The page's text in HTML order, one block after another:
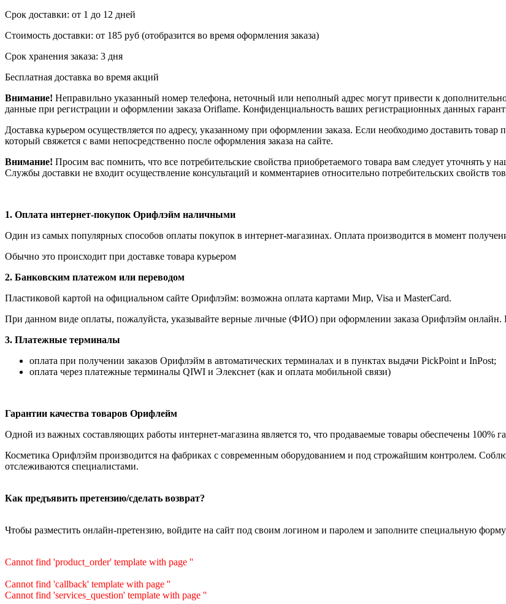
Срок доставки: от 1 до 12 дней
Стоимость доставки: от 185 руб (отобразится во время оформления заказа)
Срок хранения заказа: 3 дня
Бесплатная доставка во время акций
Внимание! Неправильно указанный номер телефона, неточный или неполный адрес могут привести к
данные при регистрации и оформлении заказа Oriflame. Конфиденциальность ваших регистрационных данных
Доставка курьером осуществляется по адресу, указанному при оформлении заказа. Если необходимо доставить
который свяжется с вами непосредственно после оформления заказа на сайте.
Внимание! Просим вас помнить, что все потребительские свойства приобретаемого товара вам следует уточнять у
Службы доставки не входит осуществление консультаций и комментариев относительно потребительских свойств
1. Оплата интернет-покупок Орифлэйм наличными
Один из самых популярных способов оплаты покупок в интернет-магазинах. Оплата производится в момент
Обычно это происходит при доставке товара курьером
2. Банковским платежом или переводом
Пластиковой картой на официальном сайте Орифлэйм: возможна оплата картами Мир, Visa и MasterCard.
При данном виде оплаты, пожалуйста, указывайте верные личные (ФИО) при оформлении заказа Орифлэйм онлайн.
3. Платежные терминалы
оплата при получении заказов Орифлэйм в автоматических терминалах и в пунктах выдачи PickPoint и InPost;
оплата через платежные терминалы QIWI и Элекснет (как и оплата мобильной связи)
Гарантии качества товаров Орифлейм
Одной из важных составляющих работы интернет-магазина является то, что продаваемые товары обеспечены 100%
Косметика Орифлэйм производится на фабриках с современным оборудованием и под строжайшим контролем.
отслеживаются специалистами.
Как предъявить претензию/сделать возврат?
Чтобы разместить онлайн-претензию, войдите на сайт под своим логином и паролем и заполните специальную
Cannot find 'product_order' template with page ''
Cannot find 'callback' template with page ''
Cannot find 'services_question' template with page ''